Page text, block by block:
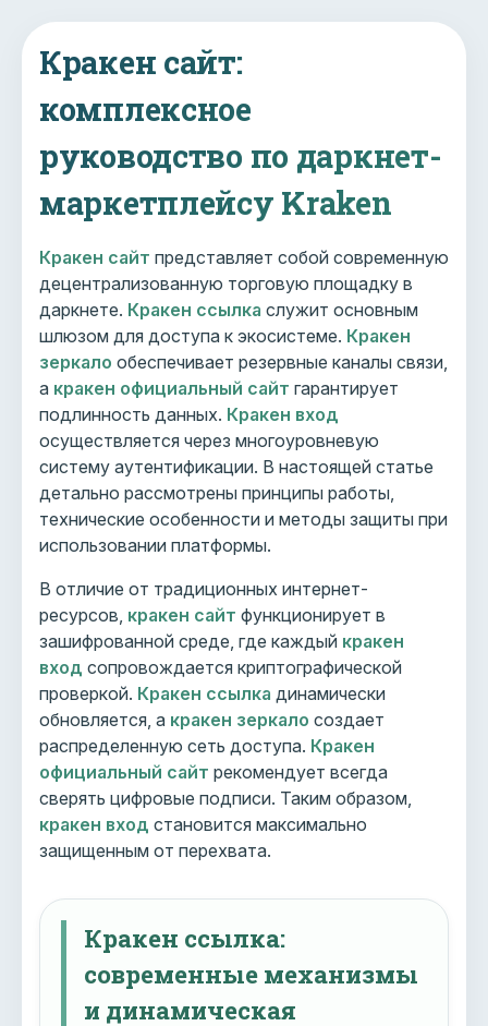
Кракен сайт:
комплексное
руководство по даркнет-
маркетплейсу Kraken
Кракен сайт представляет собой современную
децентрализованную торговую площадку в
даркнете. Кракен ссылка служит основным
шлюзом для доступа к экосистеме. Кракен
зеркало обеспечивает резервные каналы связи,
а кракен официальный сайт гарантирует
подлинность данных. Кракен вход
осуществляется через многоуровневую
систему аутентификации. В настоящей статье
детально рассмотрены принципы работы,
технические особенности и методы защиты при
использовании платформы.
В отличие от традиционных интернет-
ресурсов, кракен сайт функционирует в
зашифрованной среде, где каждый кракен
вход сопровождается криптографической
проверкой. Кракен ссылка динамически
обновляется, а кракен зеркало создает
распределенную сеть доступа. Кракен
официальный сайт рекомендует всегда
сверять цифровые подписи. Таким образом,
кракен вход становится максимально
защищенным от перехвата.
Кракен ссылка:
современные механизмы
и динамическая